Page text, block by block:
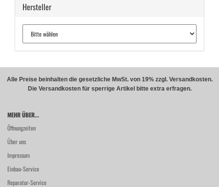
Hersteller
Alle Preise beinhalten die gesetzliche MwSt. von 19% zzgl. Versandkosten.
Die Versandkosten für sperrige Artikel bitte extra erfragen.
MEHR ÜBER...
Öffnungzeiten
Über uns
Impressum
Einbau-Service
Reparatur-Service